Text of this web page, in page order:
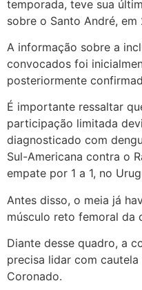
temporada, teve sua
sobre o Santo André, em
A informação sobre a
convocados foi
posteriormente
É importante ressaltar
participação limitada
diagnosticado com
Sul-Americana contra o
empate por 1 a 1, no
Antes disso, o meia já
músculo reto femoral da
Diante desse quadro, a
precisa lidar com
Coronado.